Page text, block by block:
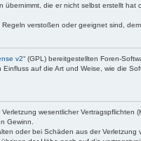
die er nicht selbst erstellt
verstoßen oder geeignet sind,
v2“ (GPL) bereitgestellten Foren-
auf die Art und Weise, wie die
wesentlicher
Gewinn.
oder bei Schäden aus der